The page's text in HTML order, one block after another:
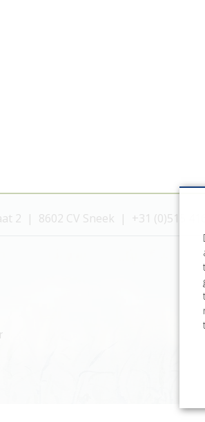
2 8602 CV Sneek +31 (0)515